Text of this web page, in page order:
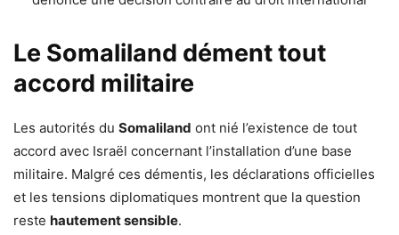
Le Somaliland dément tout
accord militaire
Les autorités du Somaliland ont nié l’existence de tout
accord avec Israël concernant l’installation d’une base
militaire. Malgré ces démentis, les déclarations officielles
et les tensions diplomatiques montrent que la question
reste hautement sensible.